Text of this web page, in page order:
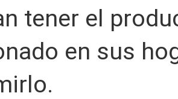
tener el
en sus